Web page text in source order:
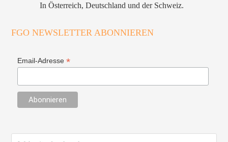
In Österreich, Deutschland und der Schweiz.
FGO NEWSLETTER ABONNIEREN
Email-Adresse*